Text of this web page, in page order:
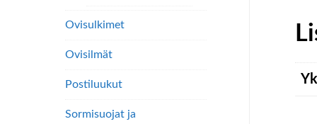
Ovisulkimet
Ovisilmät
Postiluukut
Sormisuojat ja